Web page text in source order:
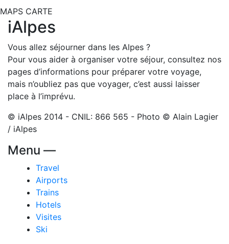
MAPS CARTE
iAlpes
Vous allez séjourner dans les Alpes ?
Pour vous aider à organiser votre séjour, consultez nos
pages d’informations pour préparer votre voyage,
mais n’oubliez pas que voyager, c’est aussi laisser
place à l’imprévu.
© iAlpes 2014 - CNIL: 866 565 - Photo © Alain Lagier
/ iAlpes
Menu —
Travel
Airports
Trains
Hotels
Visites
Ski